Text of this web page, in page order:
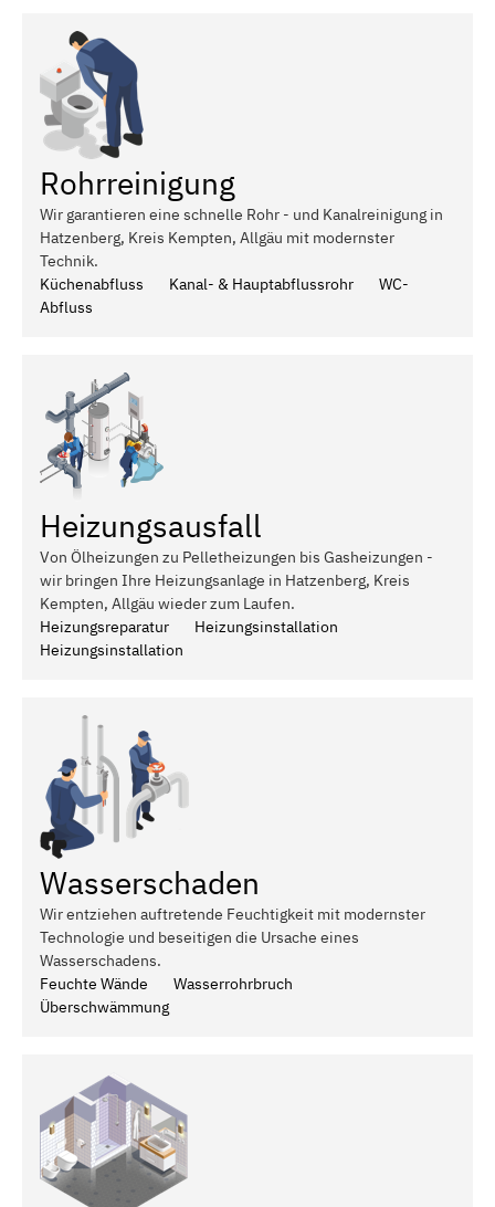
Rohrreinigung
Wir garantieren eine schnelle Rohr - und Kanalreinigung in
Hatzenberg, Kreis Kempten, Allgäu mit modernster
Technik.
Küchenabfluss
Kanal- & Hauptabflussrohr
WC-
Abfluss
Heizungsausfall
Von Ölheizungen zu Pelletheizungen bis Gasheizungen -
wir bringen Ihre Heizungsanlage in Hatzenberg, Kreis
Kempten, Allgäu wieder zum Laufen.
Heizungsreparatur
Heizungsinstallation
Heizungsinstallation
Wasserschaden
Wir entziehen auftretende Feuchtigkeit mit modernster
Technologie und beseitigen die Ursache eines
Wasserschadens.
Feuchte Wände
Wasserrohrbruch
Überschwämmung